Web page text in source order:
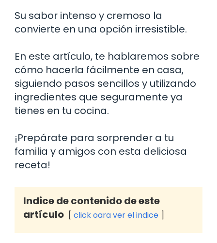
Su sabor intenso y cremoso la
convierte en una opción irresistible.
En este artículo, te hablaremos sobre
cómo hacerla fácilmente en casa,
siguiendo pasos sencillos y utilizando
ingredientes que seguramente ya
tienes en tu cocina.
¡Prepárate para sorprender a tu
familia y amigos con esta deliciosa
receta!
Indice de contenido de este
artículo
click oara ver el indice